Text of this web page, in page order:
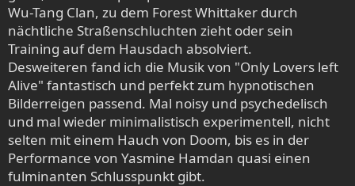
Wu-Tang Clan, zu dem Forest Whittaker durch
nächtliche Straßenschluchten zieht oder sein
Training auf dem Hausdach absolviert.
Desweiteren fand ich die Musik von "Only Lovers left
Alive" fantastisch und perfekt zum hypnotischen
Bilderreigen passend. Mal noisy und psychedelisch
und mal wieder minimalistisch experimentell, nicht
selten mit einem Hauch von Doom, bis es in der
Performance von Yasmine Hamdan quasi einen
fulminanten Schlusspunkt gibt.